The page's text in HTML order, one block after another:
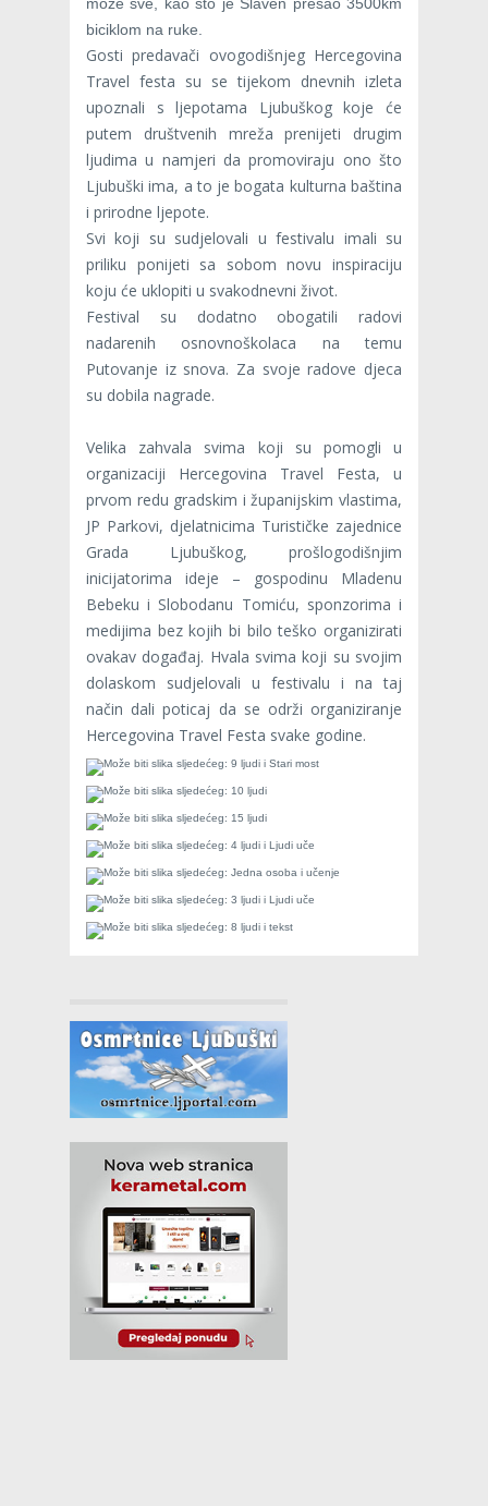
biciklom na ruke.
Gosti predavači ovogodišnjeg Hercegovina
Travel festa su se tijekom dnevnih izleta
upoznali s ljepotama Ljubuškog koje će
putem društvenih mreža prenijeti drugim
ljudima u namjeri da promoviraju ono što
Ljubuški ima, a to je bogata kulturna baština
i prirodne ljepote.
Svi koji su sudjelovali u festivalu imali su
priliku ponijeti sa sobom novu inspiraciju
koju će uklopiti u svakodnevni život.
Festival su dodatno obogatili radovi
nadarenih osnovnoškolaca na temu
Putovanje iz snova. Za svoje radove djeca
su dobila nagrade.
Velika zahvala svima koji su pomogli u
organizaciji Hercegovina Travel Festa, u
prvom redu gradskim i županijskim vlastima,
JP Parkovi, djelatnicima Turističke zajednice
Grada Ljubuškog, prošlogodišnjim
inicijatorima ideje – gospodinu Mladenu
Bebeku i Slobodanu Tomiću, sponzorima i
medijima bez kojih bi bilo teško organizirati
ovakav događaj. Hvala svima koji su svojim
dolaskom sudjelovali u festivalu i na taj
način dali poticaj da se održi organiziranje
Hercegovina Travel Festa svake godine.